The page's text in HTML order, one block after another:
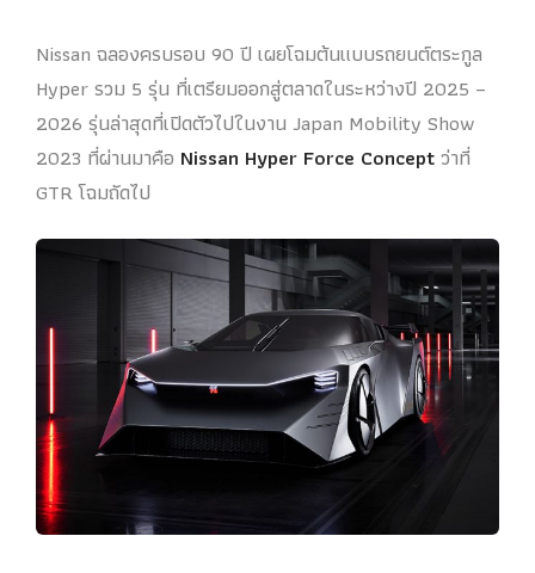
Nissan ฉลองครบรอบ 90 ปี เผยโฉมต้นแบบรถยนต์ตระกูล
Hyper รวม 5 รุ่น ที่เตรียมออกสู่ตลาดในระหว่างปี 2025 –
2026 รุ่นล่าสุดที่เปิดตัวไปในงาน Japan Mobility Show
2023 ที่ผ่านมาคือ Nissan Hyper Force Conceptว่าที่
GTR โฉมถัดไป